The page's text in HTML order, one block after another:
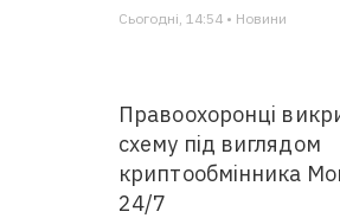
Сьогодні, 14:54 • Новини
Правоохоронці
схему під виглядом
криптообмінника
24/7